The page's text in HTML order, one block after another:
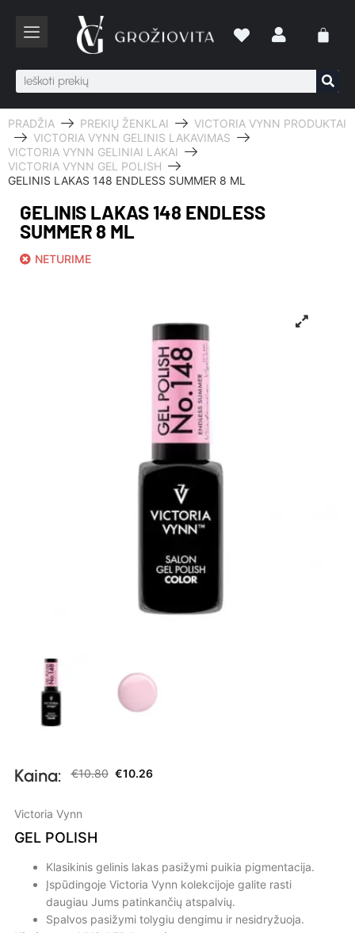
PRADŽIA PREKIŲ ŽENKLAI
VICTORIA VYNN PRODUKTAI
VICTORIA VYNN GELINIS LAKAVIMAS
VICTORIA VYNN GELINIAI LAKAI
VICTORIA VYNN GEL POLISH
GELINIS LAKAS 148 ENDLESS SUMMER 8 ML
GELINIS LAKAS 148 ENDLESS
SUMMER 8 ML
NETURIME
Kaina: €10.80 €10.26
Victoria Vynn
GEL POLISH
Klasikinis gelinis lakas pasižymi puikia pigmentacija.
Įspūdingoje Victoria Vynn kolekcijoje galite rasti
daugiau Jums patinkančių atspalvių.
Spalvos pasižymi tolygiu dengimu ir nesidryžuoja.